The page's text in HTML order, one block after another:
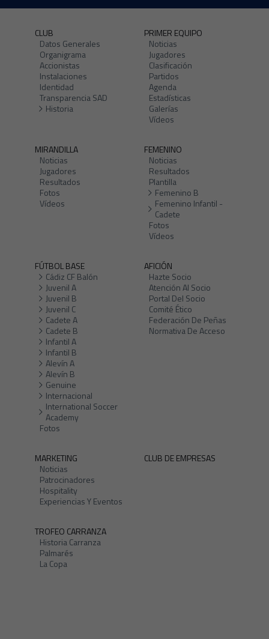
CLUB
Datos Generales
Organigrama
Accionistas
Instalaciones
Identidad
Transparencia SAD
Historia
PRIMER EQUIPO
Noticias
Jugadores
Clasificación
Partidos
Agenda
Estadísticas
Galerías
Vídeos
MIRANDILLA
Noticias
Jugadores
Resultados
Fotos
Vídeos
FEMENINO
Noticias
Resultados
Plantilla
Femenino B
Femenino Infantil -
Cadete
Fotos
Vídeos
FÚTBOL BASE
Cádiz CF Balón
Juvenil A
Juvenil B
Juvenil C
Cadete A
Cadete B
Infantil A
Infantil B
Alevín A
Alevín B
Genuine
Internacional
International Soccer
Academy
Fotos
AFICIÓN
Hazte Socio
Atención Al Socio
Portal Del Socio
Comité Ético
Federación De Peñas
Normativa De Acceso
MARKETING
Noticias
Patrocinadores
Hospitality
Experiencias Y Eventos
CLUB DE EMPRESAS
TROFEO CARRANZA
Historia Carranza
Palmarés
La Copa